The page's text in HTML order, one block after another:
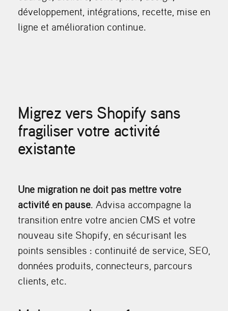
développement, intégrations, recette, mise en
ligne et amélioration continue.
Migrez vers Shopify sans
fragiliser votre activité
existante
Une migration ne doit pas mettre votre
activité en pause. Advisa accompagne la
transition entre votre ancien CMS et votre
nouveau site Shopify, en sécurisant les
points sensibles : continuité de service, SEO,
données produits, connecteurs, parcours
clients, etc.